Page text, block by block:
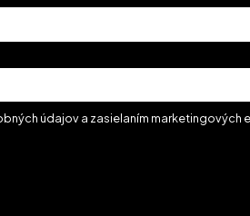
údajov a zasielaním marketingových